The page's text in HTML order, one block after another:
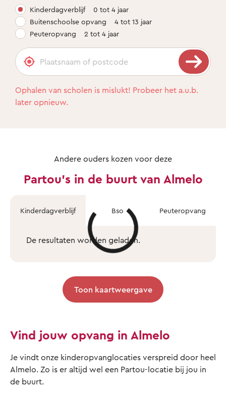
Kinderdagverblijf
0 tot 4 jaar
Buitenschoolse opvang
4 tot 13 jaar
Peuteropvang
2 tot 4 jaar
Ophalen van scholen is mislukt! Probeer het a.u.b.
later opnieuw.
Andere ouders kozen voor deze
Partou's in de buurt van Almelo
Kinderdagverblijf Bso Peuteropvang
De resultaten worden geladen.
Toon kaartweergave
Vind jouw opvang in Almelo
Je vindt onze kinderopvanglocaties verspreid door heel
Almelo. Zo is er altijd wel een Partou-locatie bij jou in
de buurt.